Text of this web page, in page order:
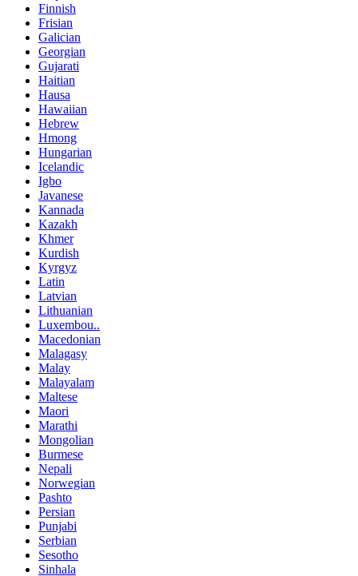
Finnish
Frisian
Galician
Georgian
Gujarati
Haitian
Hausa
Hawaiian
Hebrew
Hmong
Hungarian
Icelandic
Igbo
Javanese
Kannada
Kazakh
Khmer
Kurdish
Kyrgyz
Latin
Latvian
Lithuanian
Luxembou..
Macedonian
Malagasy
Malay
Malayalam
Maltese
Maori
Marathi
Mongolian
Burmese
Nepali
Norwegian
Pashto
Persian
Punjabi
Serbian
Sesotho
Sinhala